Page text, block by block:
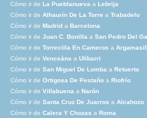
Cómo ir de La Pueblanueva a Lebrija
Cómo ir de Alhaurín De La Torre a Trabadelo
Cómo ir de Madrid a Barcelona
Cómo ir de Juan C. Bonilla a San Pedro Del
Cómo ir de Torrecilla En Cameros a
Cómo ir de Venceáns a Ulíbarri
Cómo ir de San Miguel De Lomba a Retuerto
Cómo ir de Ortigosa De Pestaño a Riofrío
Cómo ir de Villabuena a Narón
Cómo ir de Santa Cruz De Juarros a Alcahozo
Cómo ir de Calera Y Chozas a Roma